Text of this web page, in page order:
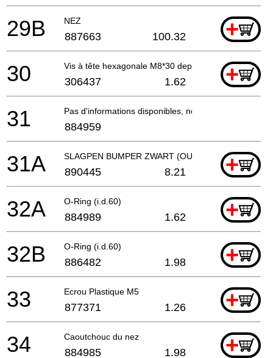
NEZ +
29B 887663 100.32
Vis à tête hexagonale M8*30 depuis 6.1981+
30 306437 1.62
Pas d'informations disponibles, non commandable
31 884959
SLAGPEN BUMPER ZWART (OUD 884959)+
31A 890445 8.21
O-Ring (i.d.60) +
32A 884989 1.62
O-Ring (i.d.60) +
32B 886482 1.98
Ecrou Plastique M5 +
33 877371 1.26
Caoutchouc du nez +
34 884985 1.98